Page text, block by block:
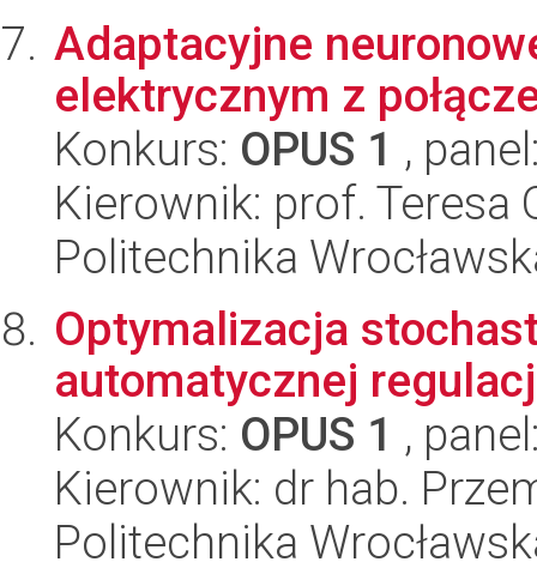
Adaptacyjne
elektrycznym z
Konkurs: OPUS 1 ,
Kierownik: prof. Teresa
Politechnika
Optymalizacja
automatycznej
Konkurs: OPUS 1 ,
Kierownik: dr hab.
Politechnika